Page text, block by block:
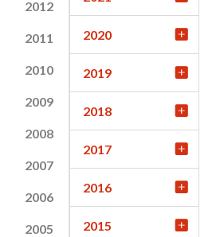
2012
2011
2010
2009
2008
2007
2006
2005
2020
2019
2018
2017
2016
2015